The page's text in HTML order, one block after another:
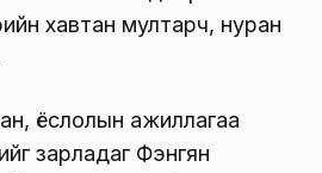
хавтан мултарч, нуран
ёслолын ажиллагаа
зарладаг Фэнгян